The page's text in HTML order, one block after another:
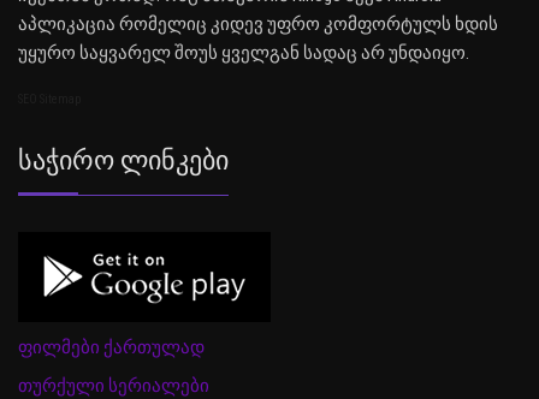
აპლიკაცია რომელიც კიდევ უფრო კომფორტულს ხდის
უყურო საყვარელ შოუს ყველგან სადაც არ უნდაიყო.
Საჭირო Ლინკები
ფილმები ქართულად
თურქული სერიალები